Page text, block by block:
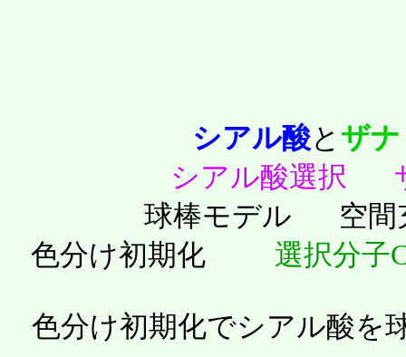
シアル酸と ザ
シアル酸選択
球棒モデル
空
色分け初期化
選択分子
色分け初期化でシアル酸